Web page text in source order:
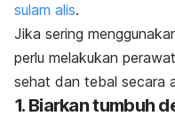
sulam alis.
Jika sering
perlu melakukan
sehat dan tebal secara
1. Biarkan tumbuh